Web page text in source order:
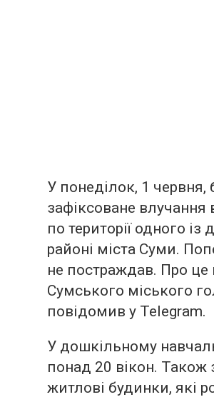
У понеділок, 1
зафіксоване
по території одного
районі міста Суми.
не постраждав. Про це
Сумського міського
повідомив у Telegram.
У дошкільному
понад 20 вікон.
житлові будинки, які